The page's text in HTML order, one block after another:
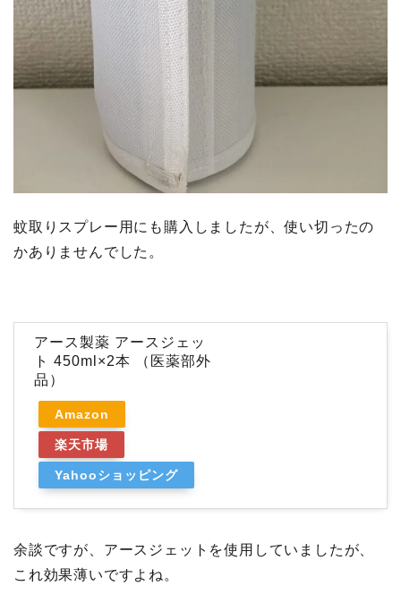
蚊取りスプレー用にも購入しましたが、使い切ったの
かありませんでした。
アース製薬 アースジェッ
ト 450ml×2本 （医薬部外
品）
Amazon
楽天市場
Yahooショッピング
余談ですが、アースジェットを使用していましたが、
これ効果薄いですよね。